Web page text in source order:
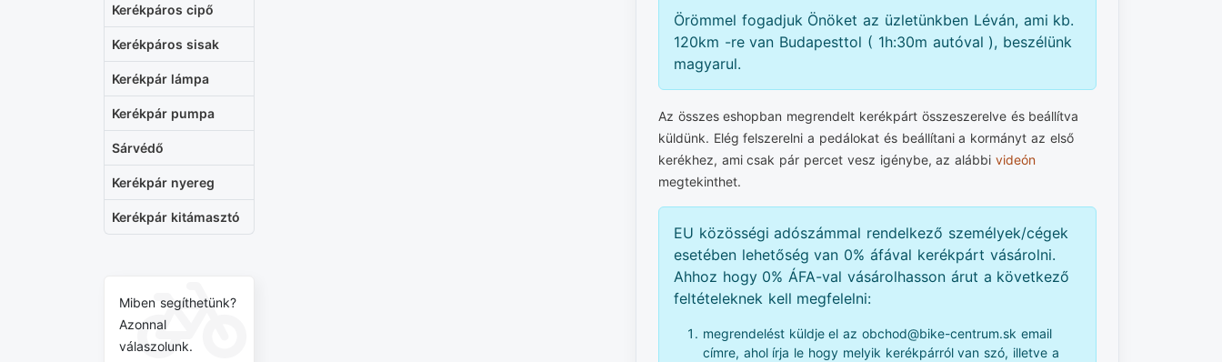
Kerékpáros cipő
Kerékpáros sisak
Kerékpár lámpa
Kerékpár pumpa
Sárvédő
Kerékpár nyereg
Kerékpár kitámasztó
Miben segíthetünk?
Azonnal
válaszolunk.
Örömmel fogadjuk Önöket az üzletünkben Léván, ami kb.
120km -re van Budapesttol ( 1h:30m autóval ), beszélünk
magyarul.
Az összes eshopban megrendelt kerékpárt összeszerelve és beállítva
küldünk. Elég felszerelni a pedálokat és beállítani a kormányt az első
kerékhez, ami csak pár percet vesz igénybe, az alábbivideón
megtekinthet.
EU közösségi adószámmal rendelkező személyek/cégek
esetében lehetőség van 0% áfával kerékpárt vásárolni.
Ahhoz hogy 0% ÁFA-val vásárolhasson árut a következő
feltételeknek kell megfelelni:
megrendelést küldje el az obchod@bike-centrum.sk email
címre, ahol írja le hogy melyik kerékpárról van szó, illetve a